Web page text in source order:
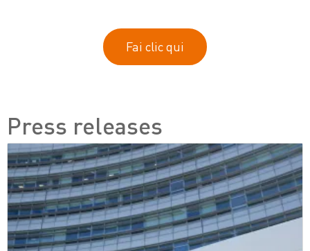
Fai clic qui
Press releases